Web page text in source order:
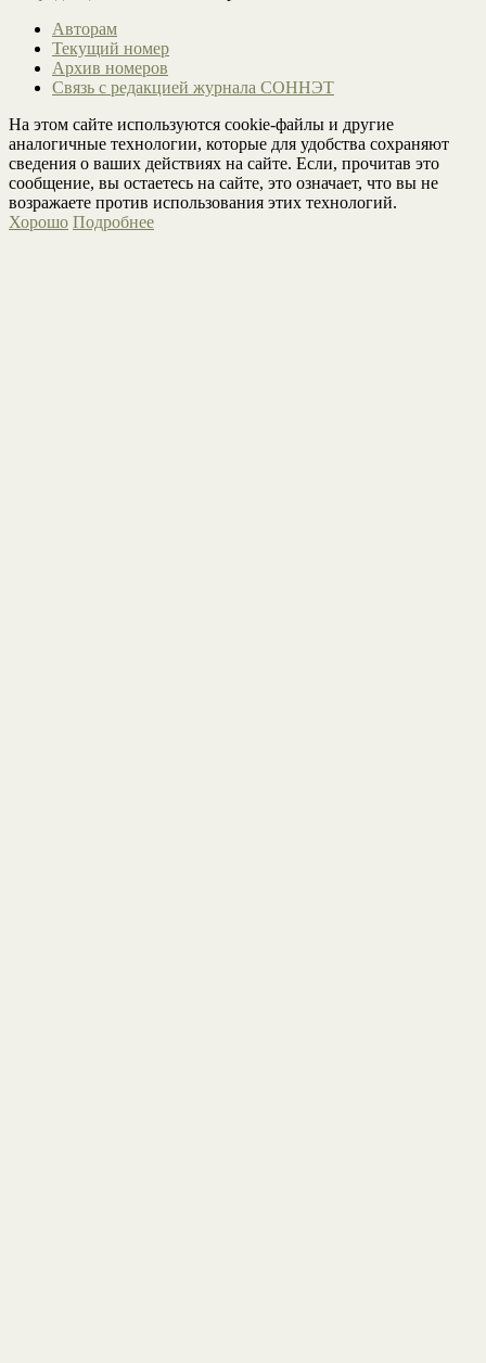
Авторам
Текущий номер
Архив номеров
Связь с редакцией журнала СОННЭТ
На этом сайте используются cookie-файлы и другие
аналогичные технологии, которые для удобства сохраняют
сведения о ваших действиях на сайте. Если, прочитав это
сообщение, вы остаетесь на сайте, это означает, что вы не
возражаете против использования этих технологий.
Хорошо Подробнее